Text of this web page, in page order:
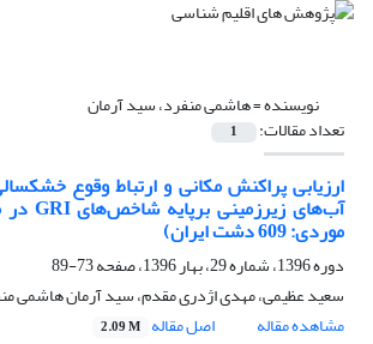
نویسنده =هاشمی منفرد، سید آرمان
تعداد مقالات: 1
ارزیابی پراکنش مکانی و ارتباط وقوع
موردی: 609 دشت ایران)
دوره 1396، شماره 29، بهار 1396، صفحه
73-89
سعید عظیمی، مهدی اژدری مقدم، سید آرمان هاشمی
مشاهده مقاله
اصل مقاله 2.09 M